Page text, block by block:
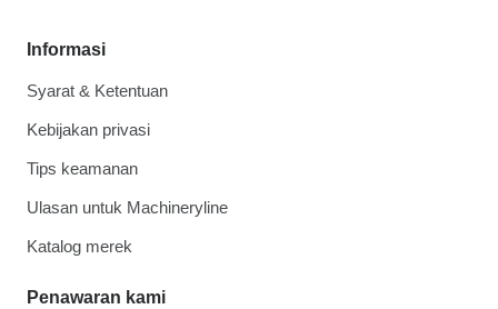
Informasi
Syarat & Ketentuan
Kebijakan privasi
Tips keamanan
Ulasan untuk Machineryline
Katalog merek
Penawaran kami